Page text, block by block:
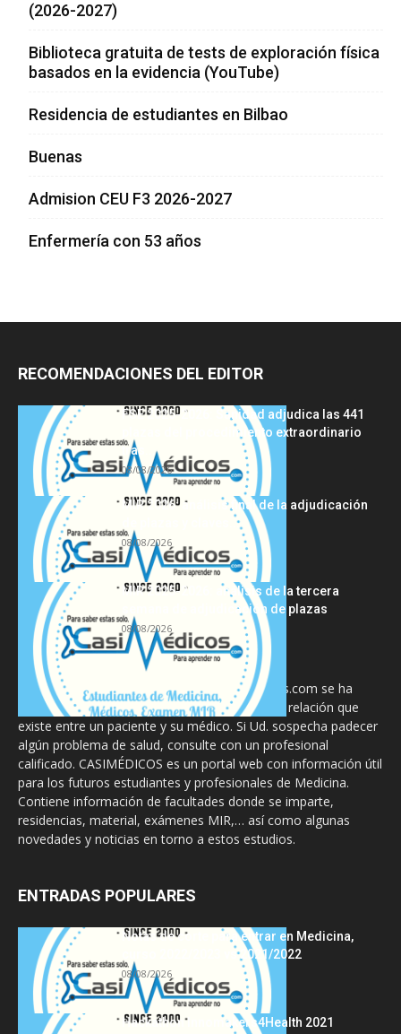
(2026-2027)
Biblioteca gratuita de tests de exploración física
basados en la evidencia (YouTube)
Residencia de estudiantes en Bilbao
Buenas
Admision CEU F3 2026-2027
Enfermería con 53 años
RECOMENDACIONES DEL EDITOR
FSE 2025-2026: Sanidad adjudica las 441
plazas del procedimiento extraordinario
tras...
08/08/2026
MIR 2026: análisis final de la adjudicación
de plazas y claves...
08/08/2026
MIR 2025-2026: análisis de la tercera
semana de adjudicación de plazas
08/08/2026
La información proporcionada en CasiMedicos.com se ha
diseñado para complementar, no substituir, la relación que
existe entre un paciente y su médico. Si Ud. sospecha padecer
algún problema de salud, consulte con un profesional
calificado. CASIMÉDICOS es un portal web con información útil
para los futuros estudiantes y profesionales de Medicina.
Contiene información de facultades donde se imparte,
residencias, material, exámenes MIR,… así como algunas
novedades y noticias en torno a estos estudios.
ENTRADAS POPULARES
Notas de corte para entrar en Medicina,
curso 2022/2023 vs 2021/2022
08/08/2026
Hackathon Innomakers4Health 2021